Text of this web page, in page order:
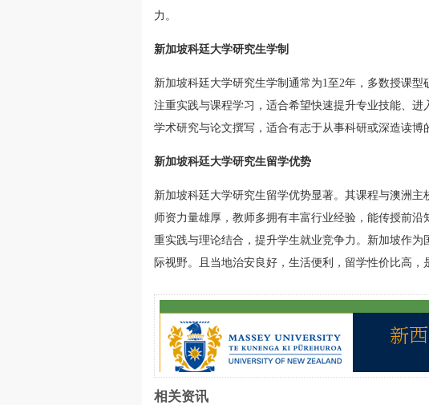
力。
新加坡科廷大学研究生学制
新加坡科廷大学研究生学制通常为1至2年，多数授课
注重实践与课程学习，适合希望快速提升专业技能、
学术研究与论文撰写，适合有志于从事科研或深造读博
新加坡科廷大学研究生留学优势
新加坡科廷大学研究生留学优势显著。其课程与澳洲
师资力量雄厚，教师多拥有丰富行业经验，能传授前
重实践与理论结合，提升学生就业竞争力。新加坡作
际视野。且当地治安良好，生活便利，留学性价比高，
相关资讯